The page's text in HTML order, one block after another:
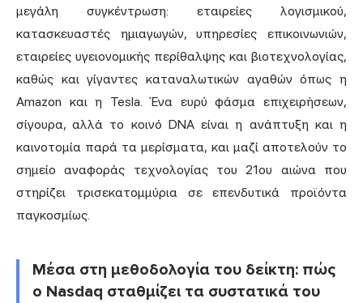
μεγάλη συγκέντρωση: εταιρείες λογισμικού,
κατασκευαστές ημιαγωγών, υπηρεσίες επικοινωνιών,
εταιρείες υγειονομικής περίθαλψης και βιοτεχνολογίας,
καθώς και γίγαντες καταναλωτικών αγαθών όπως η
Amazon και η Tesla. Ένα ευρύ φάσμα επιχειρήσεων,
σίγουρα, αλλά το κοινό DNA είναι η ανάπτυξη και η
καινοτομία παρά τα μερίσματα, και μαζί αποτελούν το
σημείο αναφοράς τεχνολογίας του 21ου αιώνα που
στηρίζει τρισεκατομμύρια σε επενδυτικά προϊόντα
παγκοσμίως.
Μέσα στη μεθοδολογία του δείκτη: πώς
ο Nasdaq σταθμίζει τα συστατικά του